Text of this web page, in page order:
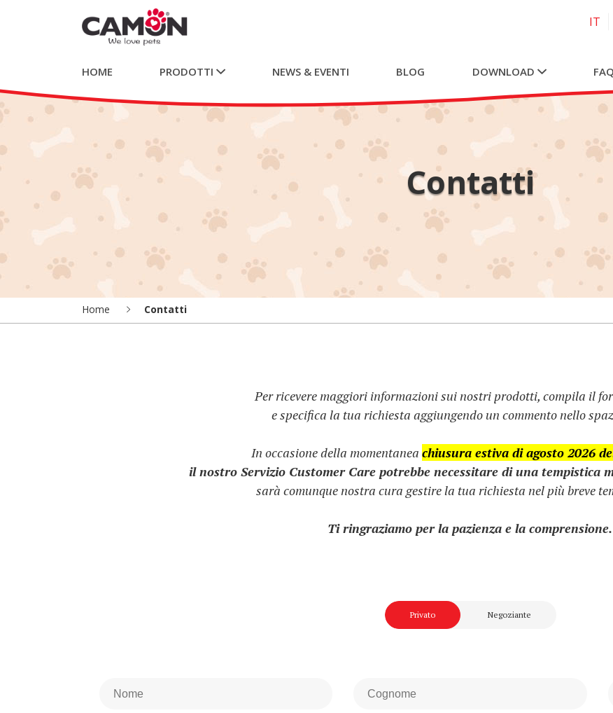
IT
HOME PRODOTTI NEWS & EVENTI BLOG DOWNLOAD FAQ
Contatti
Home Contatti
Per ricevere maggiori informazioni sui nostri prodotti, compila il
e specifica la tua richiesta aggiungendo un commento nello
In occasione della momentanea chiusura estiva di agosto 2026
il nostro Servizio Customer Care potrebbe necessitare di una tempistica
sarà comunque nostra cura gestire la tua richiesta nel più breve
Ti ringraziamo per la pazienza e la comprensione.
Privato Negoziante